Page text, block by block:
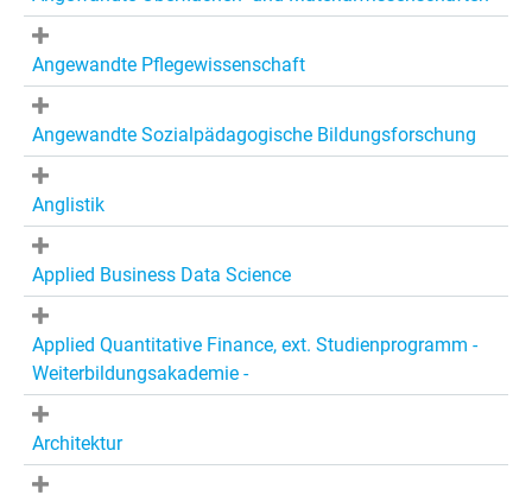
Angewandte Pflegewissenschaft
Angewandte Sozialpädagogische Bildungsforschung
Anglistik
Applied Business Data Science
Applied Quantitative Finance, ext. Studienprogramm -
Weiterbildungsakademie -
Architektur